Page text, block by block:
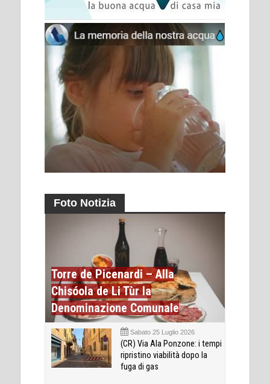
Foto Notizia
Torre de Picenardi – Alla
Chisóola de Li Tùr la
Denominazione Comunale
Sabato 25 Luglio 2026
(CR) Via Ala Ponzone: i tempi
ripristino viabilità dopo la
fuga di gas